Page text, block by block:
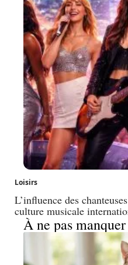
Loisirs
L’influence des
culture musicale
À ne pas manquer